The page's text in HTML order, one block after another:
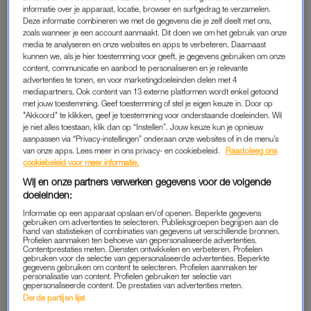
verander van exfoliant als dat nodig is en voeg bij grote
droogte een olie aan je skincare-regime toe.
AGRESSIEVE REINIGERS
Je wil niet weten hoeveel mensen huidproblemen hebben
doordat ze een reiniger gebruiken die niet geschikt is voor hun
huid. Het gebruik van een cleanser is misschien wel de
belangrijkste stap van je skincare routine. Er zijn heel veel
agressieve reinigers of face washes die wel ‘schoon’ maken,
doffe en geïrriteerde huid, soms zelfs met puistjes.
NATUURLIJKE COSMETICA
‘Going all green’, het is een enorme trend. Want wat uit de
natuur komt, kan niet anders dan goed zijn voor je huid, toch?
Wrong! Niets is minder waar helaas. Er zijn zeker natuurlijke
ingrediënten die goed zijn voor de huid, maar er zijn misschien
informatie over je apparaat, locatie, browser en surfgedrag te verzamelen.
Deze informatie combineren we met de gegevens die je zelf deelt met ons,
zoals wanneer je een account aanmaakt. Dit doen we om het gebruik van onze
media te analyseren en onze websites en apps te verbeteren. Daarnaast
kunnen we, als je hier toestemming voor geeft, je gegevens gebruiken om onze
content, communicatie en aanbod te personaliseren en je relevante
advertenties te tonen, en voor marketingdoeleinden delen met 4
mediapartners. Ook content van 13 externe platformen wordt enkel getoond
met jouw toestemming. Geef toestemming of stel je eigen keuze in. Door op
"Akkoord" te klikken, geef je toestemming voor onderstaande doeleinden. Wil
je niet alles toestaan, klik dan op “Instellen”. Jouw keuze kun je opnieuw
aanpassen via “Privacy-instellingen” onderaan onze websites of in de menu’s
van onze apps. Lees meer in ons privacy- en cookiebeleid.
Raadpleeg ons
cookiebeleid voor meer informatie.
Wij en onze partners verwerken gegevens voor de volgende
doeleinden:
Informatie op een apparaat opslaan en/of openen. Beperkte gegevens
gebruiken om advertenties te selecteren. Publieksgroepen begrijpen aan de
hand van statistieken of combinaties van gegevens uit verschillende bronnen.
Profielen aanmaken ten behoeve van gepersonaliseerde advertenties.
Contentprestaties meten. Diensten ontwikkelen en verbeteren. Profielen
gebruiken voor de selectie van gepersonaliseerde advertenties. Beperkte
gegevens gebruiken om content te selecteren. Profielen aanmaken ter
personalisatie van content. Profielen gebruiken ter selectie van
gepersonaliseerde content. De prestaties van advertenties meten.
Derde partijen lijst